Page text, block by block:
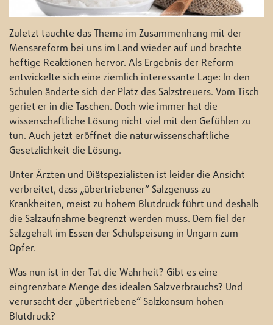
Zuletzt tauchte das Thema im Zusammenhang mit der
Mensareform bei uns im Land wieder auf und brachte
heftige Reaktionen hervor. Als Ergebnis der Reform
entwickelte sich eine ziemlich interessante Lage: In den
Schulen änderte sich der Platz des Salzstreuers. Vom Tisch
geriet er in die Taschen. Doch wie immer hat die
wissenschaftliche Lösung nicht viel mit den Gefühlen zu
tun. Auch jetzt eröffnet die naturwissenschaftliche
Gesetzlichkeit die Lösung.
Unter Ärzten und Diätspezialisten ist leider die Ansicht
verbreitet, dass „übertriebener“ Salzgenuss zu
Krankheiten, meist zu hohem Blutdruck führt und deshalb
die Salzaufnahme begrenzt werden muss. Dem fiel der
Salzgehalt im Essen der Schulspeisung in Ungarn zum
Opfer.
Was nun ist in der Tat die Wahrheit? Gibt es eine
eingrenzbare Menge des idealen Salzverbrauchs? Und
verursacht der „übertriebene“ Salzkonsum hohen
Blutdruck?